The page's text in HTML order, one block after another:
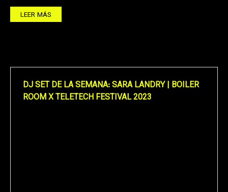
LEER MÁS
DJ SET DE LA SEMANA: SARA LANDRY | BOILER
ROOM X TELETECH FESTIVAL 2023